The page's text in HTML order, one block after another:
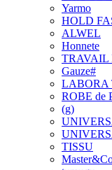
Yarmo
HOLD
ALWEL
Honnete
TRAVAIL
Gauze#
LABORA
ROBE de
(g)
TISSU